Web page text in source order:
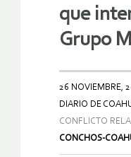
que
Grupo
26 NOVIEMBRE,
DIARIO DE
CONFLICTO
CONCHOS-